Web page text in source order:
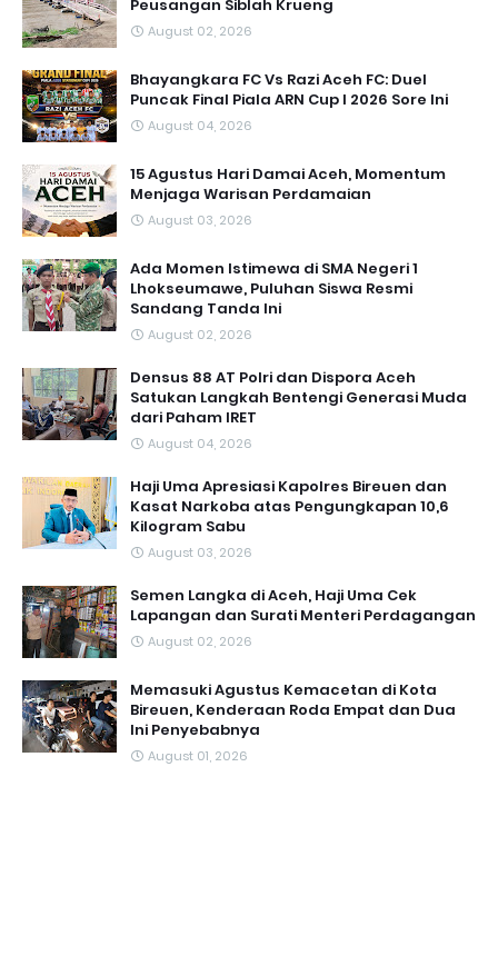
Peusangan Siblah Krueng
August 02, 2026
Bhayangkara FC Vs Razi Aceh FC: Duel
Puncak Final Piala ARN Cup I 2026 Sore Ini
August 04, 2026
15 Agustus Hari Damai Aceh, Momentum
Menjaga Warisan Perdamaian
August 03, 2026
Ada Momen Istimewa di SMA Negeri 1
Lhokseumawe, Puluhan Siswa Resmi
Sandang Tanda Ini
August 02, 2026
Densus 88 AT Polri dan Dispora Aceh
Satukan Langkah Bentengi Generasi Muda
dari Paham IRET
August 04, 2026
Haji Uma Apresiasi Kapolres Bireuen dan
Kasat Narkoba atas Pengungkapan 10,6
Kilogram Sabu
August 03, 2026
Semen Langka di Aceh, Haji Uma Cek
Lapangan dan Surati Menteri Perdagangan
August 02, 2026
Memasuki Agustus Kemacetan di Kota
Bireuen, Kenderaan Roda Empat dan Dua
Ini Penyebabnya
August 01, 2026